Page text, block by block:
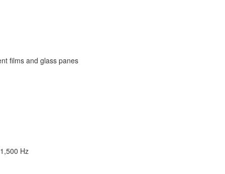
films and glass panes
Hz